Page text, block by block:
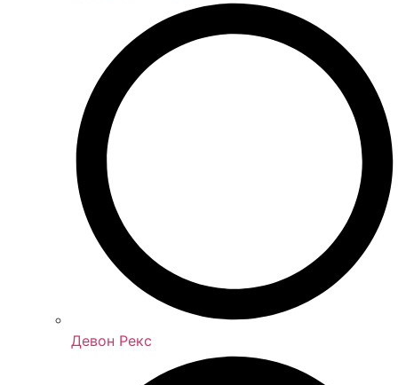
Девон Рекс